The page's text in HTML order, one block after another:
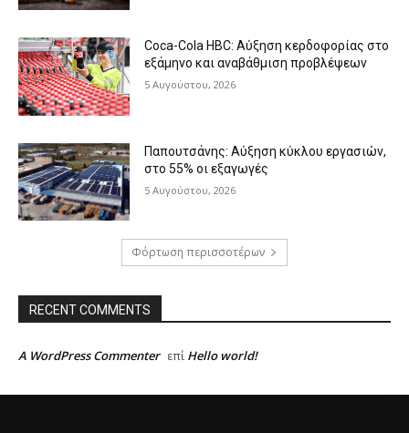
Coca-Cola HBC: Αύξηση κερδοφορίας στο
εξάμηνο και αναβάθμιση προβλέψεων
5 Αυγούστου, 2026
Παπουτσάνης: Αύξηση κύκλου εργασιών,
στο 55% οι εξαγωγές
5 Αυγούστου, 2026
Φόρτωση περισσοτέρων
RECENT COMMENTS
A WordPress Commenter επί Hello world!